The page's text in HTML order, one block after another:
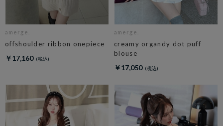
amerge.
offshoulder ribbon onepiece
￥17,160
amerge.
creamy organdy dot puff
blouse
￥17,050